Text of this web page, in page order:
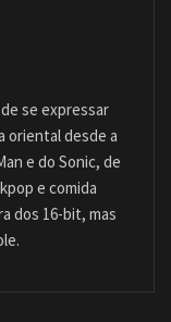
se expressar
oriental desde a
e do Sonic, de
e comida
dos 16-bit, mas